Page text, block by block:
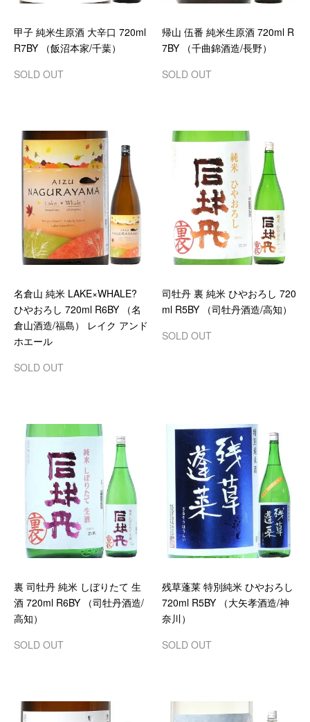
甲子 純米生原酒 大辛口 720ml
R7BY （飯沼本家/千葉）
SOLD OUT
帰山 伍番 純米生原酒 720ml R
7BY （千曲錦酒造/長野）
SOLD OUT
名倉山 純米 LAKE×WHALE?
ひやおろし 720ml R6BY （名
倉山酒造/福島） レイク アンド
ホエール
SOLD OUT
司牡丹 裏 純米 ひやおろし 720
ml R5BY （司牡丹酒造/高知）
SOLD OUT
裏 司牡丹 純米 しぼりたて 生
酒 720ml R6BY （司牡丹酒造/
高知）
SOLD OUT
残草蓬莱 特別純米 ひやおろし
720ml R5BY （大矢孝酒造/神
奈川）
SOLD OUT